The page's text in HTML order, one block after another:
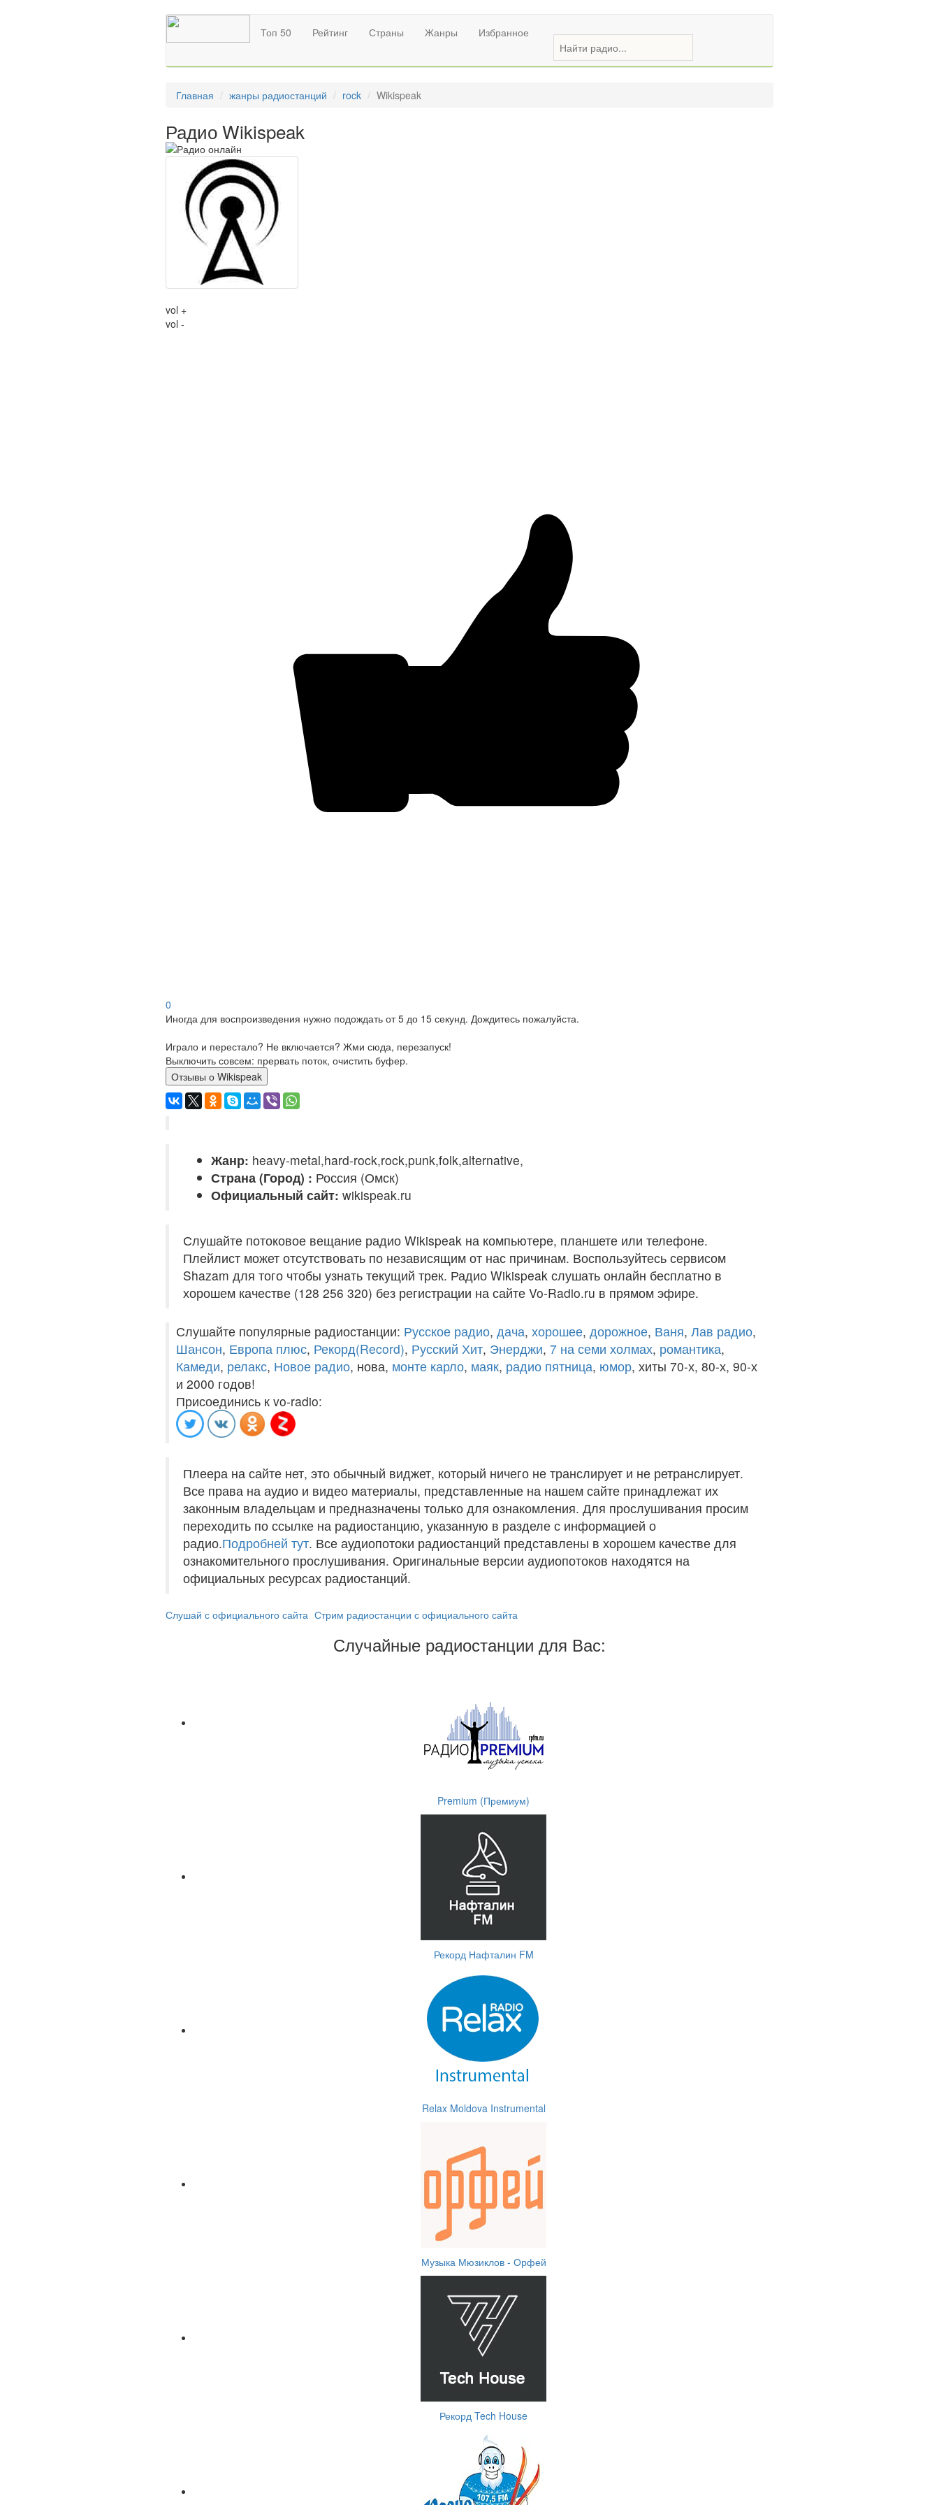
Топ 50 Рейтинг Страны Жанры Избранное
Главная жанры радиостанций rock Wikispeak
Радио Wikispeak
vol +
vol -
0
Иногда для воспроизведения нужно подождать от 5 до 15 секунд. Дождитесь пожалуйста.
Играло и перестало? Не включается? Жми сюда, перезапуск!
Выключить совсем: прервать поток, очистить буфер.
Отзывы о Wikispeak
Жанр: heavy-metal,hard-rock,rock,punk,folk,alternative,
Страна (Город) : Россия (Омск)
Официальный сайт: wikispeak.ru
Слушайте потоковое вещание радио Wikispeak на компьютере, планшете или телефоне.
Плейлист может отсутствовать по независящим от нас причинам. Воспользуйтесь сервисом
Shazam для того чтобы узнать текущий трек. Радио Wikispeak слушать онлайн бесплатно в
хорошем качестве (128 256 320) без регистрации на сайте Vo-Radio.ru в прямом эфире.
Слушайте популярные радиостанции: Русское радио, дача, хорошее, дорожное, Ваня, Лав радио,
Шансон, Европа плюс, Рекорд(Record), Русский Хит, Энерджи, 7 на семи холмах, романтика,
Камеди, релакс, Новое радио, нова, монте карло, маяк, радио пятница, юмор, хиты 70-х, 80-х, 90-х
и 2000 годов!
Присоединись к vo-radio:
Плеера на сайте нет, это обычный виджет, который ничего не транслирует и не ретранслирует.
Все права на аудио и видео материалы, представленные на нашем сайте принадлежат их
законным владельцам и предназначены только для ознакомления. Для прослушивания просим
переходить по ссылке на радиостанцию, указанную в разделе с информацией о
радио.Подробней тут. Все аудиопотоки радиостанций представлены в хорошем качестве для
ознакомительного прослушивания. Оригинальные версии аудиопотоков находятся на
официальных ресурсах радиостанций.
Слушай с официального сайта Стрим радиостанции с официального сайта
Случайные радиостанции для Вас:
Premium (Премиум)
Рекорд Нафталин FM
Relax Moldova Instrumental
Музыка Мюзиклов - Орфей
Рекорд Tech House